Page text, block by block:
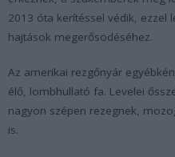
2013 óta kerítéssel védik, ezzel
hajtások megerősödéséhez.
Az amerikai rezgőnyár
élő, lombhullató fa. Levelei
nagyon szépen rezegnek,
is.